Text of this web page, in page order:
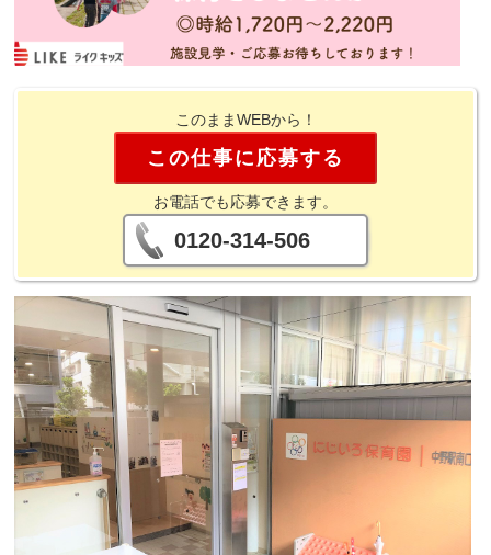
このままWEBから！
この仕事に応募する
お電話でも応募できます。
0120-314-506